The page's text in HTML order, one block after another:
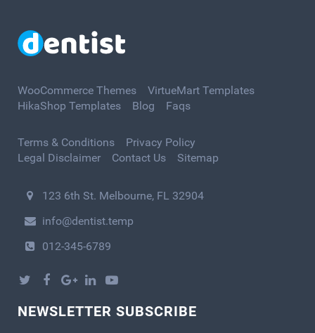
WooCommerce Themes
VirtueMart Templates
HikaShop Templates
Blog Faqs
Terms & Conditions
Privacy Policy
Legal Disclaimer
Contact Us Sitemap
123 6th St. Melbourne, FL 32904
info@dentist.temp
012-345-6789
NEWSLETTER SUBSCRIBE